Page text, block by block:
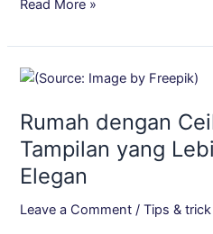
Read More »
Rumah dengan
Tampilan yang
Elegan
Leave a Comment /Tips & trick
Rumah
Ceiling
Tinggi
untuk
Tampilan
yang